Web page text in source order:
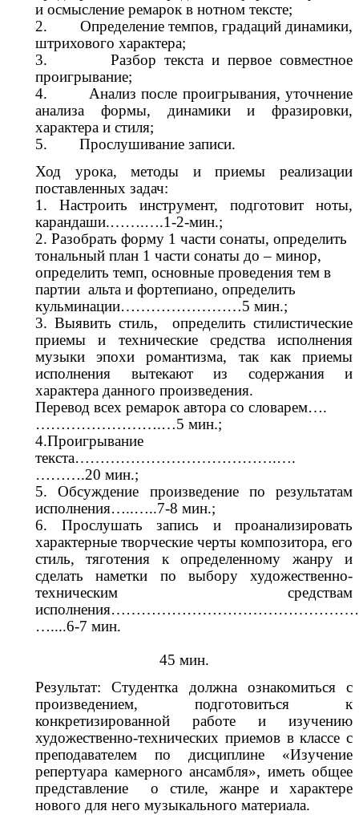
и осмысление ремарок в нотном тексте;
2. Определение темпов, градаций динамики,
штрихового характера;
3. Разбор текста и первое совместное
проигрывание;
4. Анализ после проигрывания, уточнение
анализа формы, динамики и фразировки,
характера и стиля;
5. Прослушивание записи.
Ход урока, методы и приемы реализации
поставленных задач:
1. Настроить инструмент, подготовит ноты,
карандаши.…….….1-2-мин.;
2. Разобрать форму 1 части сонаты, определить
тональный план 1 части сонаты до – минор,
определить темп, основные проведения тем в
партии альта и фортепиано, определить
кульминации……………………5 мин.;
3. Выявить стиль, определить стилистические
приемы и технические средства исполнения
музыки эпохи романтизма, так как приемы
исполнения вытекают из содержания и
характера данного произведения.
Перевод всех ремарок автора со словарем….
…………………….…5 мин.;
4.Проигрывание
текста………………………………….….
……….20 мин.;
5. Обсуждение произведение по результатам
исполнения…..…..7-8 мин.;
6. Прослушать запись и проанализировать
характерные творческие черты композитора, его
стиль, тяготения к определенному жанру и
сделать наметки по выбору художественно-
техническим средствам
…....6-7 мин.
45 мин.
Результат: Студентка должна ознакомиться с
произведением, подготовиться к
конкретизированной работе и изучению
художественно-технических приемов в классе с
преподавателем по дисциплине «Изучение
репертуара камерного ансамбля», иметь общее
представление о стиле, жанре и характере
нового для него музыкального материала.